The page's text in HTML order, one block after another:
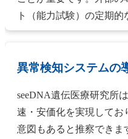
ト（能力試験）の定期的
異常検知システムの
seeDNA遺伝医療研究所
速・安価化を実現してお
意図もあると推察できま